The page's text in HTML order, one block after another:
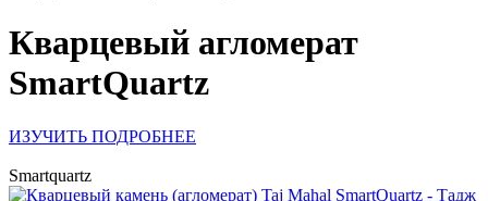
Кварцевый агломерат
SmartQuartz
ИЗУЧИТЬ ПОДРОБНЕЕ
Smartquartz